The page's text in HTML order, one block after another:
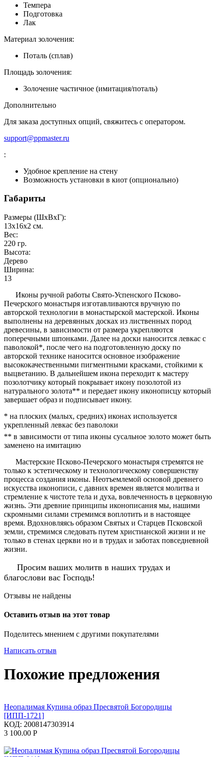
Темпера
Подготовка
Лак
Материал золочения:
Поталь (сплав)
Площадь золочения:
Золочение частичное (имитация/поталь)
Дополнительно
Для заказа доступных опций, свяжитесь с оператором.
support@ppmaster.ru
:
Удобное крепление на стену
Возможность установки в киот (опционально)
Габариты
Размеры (ШxВxГ):
13x16x2 см.
Вес:
220 гр.
Высота:
Дерево
Ширина:
13
Иконы ручной работы Свято-Успенского Псково-
Печерского монастыря изготавливаются вручную по
авторской технологии в монастырской мастерской. Иконы
выполнены на деревянных досках из лиственных пород
древесины, в зависимости от размера укрепляются
поперечными шпонками. Далее на доски наносится левкас с
паволокой*, после чего на подготовленную доску по
авторской технике наносится основное изображение
высококачественными пигментными красками, стойкими к
выцветанию. В дальнейшем икона переходит к мастеру
позолотчику который покрывает икону позолотой из
натурального золота** и передает икону иконописцу который
завершает образ и подписывает икону.
* на плоских (малых, средних) иконах используется
укрепленный левкас без паволоки
** в зависимости от типа иконы сусальное золото может быть
заменено на имитацию
Мастерские Псково-Печерского монастыря стремятся не
только к эстетическому и технологическому совершенству
процесса создания иконы. Неотъемлемой основой древнего
искусства иконописи, с давних времен является молитва и
стремление к чистоте тела и духа, вовлеченность в церковную
жизнь. Эти древние принципы иконописания мы, нашими
скромными силами стремимся воплотить и в настоящее
время. Вдохновляясь образом Святых и Старцев Псковской
земли, стремимся следовать путем христианской жизни и не
только в стенах церкви но и в трудах и заботах повседневной
жизни.
Просим ваших молитв в наших трудах и
благослови вас Господь!
Отзывы не найдены
Оставить отзыв на этот товар
Поделитесь мнением с другими покупателями
Написать отзыв
Похожие предложения
Неопалимая Купина образ Пресвятой Богородицы
[ИПП-1721]
КОД: 2008147303914
3 100.00 Р